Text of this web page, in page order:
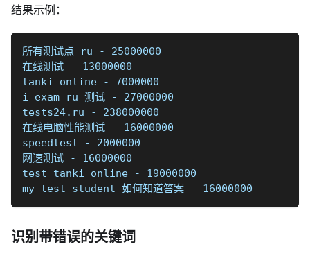
结果示例：
所有测试点 ru - 25000000
在线测试 - 13000000
tanki online - 7000000
i exam ru 测试 - 27000000
tests24.ru - 238000000
在线电脑性能测试 - 16000000
speedtest - 2000000
网速测试 - 16000000
test tanki online - 19000000
my test student 如何知道答案 - 16000000
识别带错误的关键词